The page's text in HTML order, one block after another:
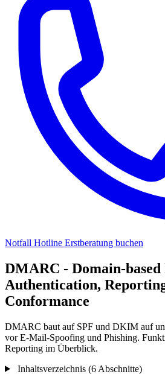
Notfall Hotline Erstberatung buchen
DMARC - Domain-based
Authentication,
Conformance
DMARC baut auf SPF und DKIM auf
vor E-Mail-Spoofing und Phishing.
Reporting im Überblick.
Inhaltsverzeichnis (6 Abschnitte)